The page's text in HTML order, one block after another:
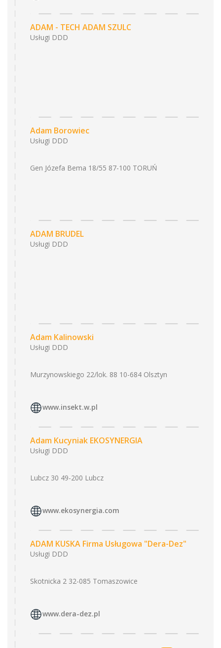
ADAM - TECH ADAM SZULC
Usługi DDD
Adam Borowiec
Usługi DDD
Gen Józefa Bema 18/55 87-100 TORUŃ
ADAM BRUDEL
Usługi DDD
Adam Kalinowski
Usługi DDD
Murzynowskiego 22/lok. 88 10-684 Olsztyn
www.insekt.w.pl
Adam Kucyniak EKOSYNERGIA
Usługi DDD
Lubcz 30 49-200 Lubcz
www.ekosynergia.com
ADAM KUSKA Firma Usługowa "Dera-Dez"
Usługi DDD
Skotnicka 2 32-085 Tomaszowice
www.dera-dez.pl